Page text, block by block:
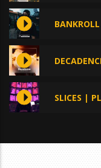
SLICES |